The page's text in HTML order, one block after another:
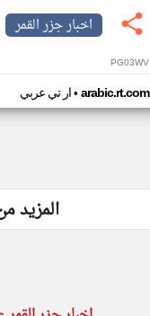
اخبار جزر القمر
PG03WV
ار تي عربي• arabic.rt.com
المزيد